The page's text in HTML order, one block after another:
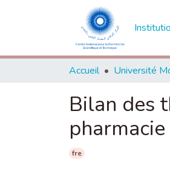
Accueil
Bilan des
fre